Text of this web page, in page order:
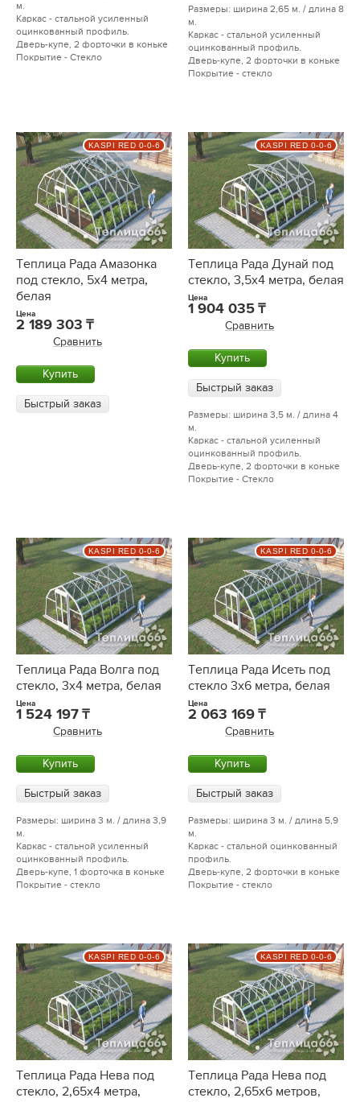
м.
Каркас - стальной усиленный
оцинкованный профиль.
Дверь-купе, 2 форточки в коньке
Покрытие - Стекло
Размеры: ширина 2,65 м. / длина 8
м.
Каркас - стальной усиленный
оцинкованный профиль.
Дверь-купе, 2 форточки в коньке
Покрытие - стекло
Теплица Рада Амазонка
под стекло, 5х4 метра,
белая
Цена
2 189 303
Сравнить
Купить
Быстрый заказ
KASPI RED 0-0-6
Теплица Рада Дунай под
стекло, 3,5х4 метра, белая
Цена
1 904 035
Сравнить
Купить
Быстрый заказ
Размеры: ширина 3,5 м. / длина 4
м.
Каркас - стальной усиленный
оцинкованный профиль.
Дверь-купе, 2 форточки в коньке
Покрытие - Стекло
KASPI RED 0-0-6
Теплица Рада Волга под
стекло, 3х4 метра, белая
Цена
1 524 197
Сравнить
Купить
Быстрый заказ
Размеры: ширина 3 м. / длина 3,9
м.
Каркас - стальной усиленный
оцинкованный профиль.
Дверь-купе, 1 форточка в коньке
Покрытие - стекло
KASPI RED 0-0-6
Теплица Рада Исеть под
стекло 3х6 метра, белая
Цена
2 063 169
Сравнить
Купить
Быстрый заказ
Размеры: ширина 3 м. / длина 5,9
м.
Каркас - стальной оцинкованный
профиль.
Дверь-купе, 2 форточки в коньке
Покрытие - стекло
KASPI RED 0-0-6
Теплица Рада Нева под
стекло, 2,65х4 метра,
KASPI RED 0-0-6
Теплица Рада Нева под
стекло, 2,65х6 метров,
KASPI RED 0-0-6